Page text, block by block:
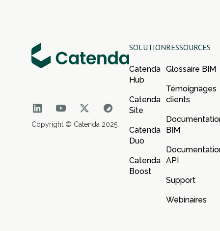
Copyright © Catenda 2025
SOLUTION
Catenda
Hub
Catenda
Site
Catenda
Duo
Catenda
Boost
RESSOURCES
Glossaire BIM
Témoignages
clients
BIM
API
Support
Webinaires